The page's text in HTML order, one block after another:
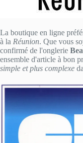
La boutique en ligne
à la Réunion. Que vous
confirmé de l'onglerie
ensemble d'article à bon
simple et plus complexe